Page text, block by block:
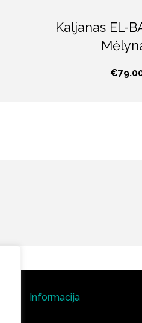
Kaljanas EL-
€
Informacija